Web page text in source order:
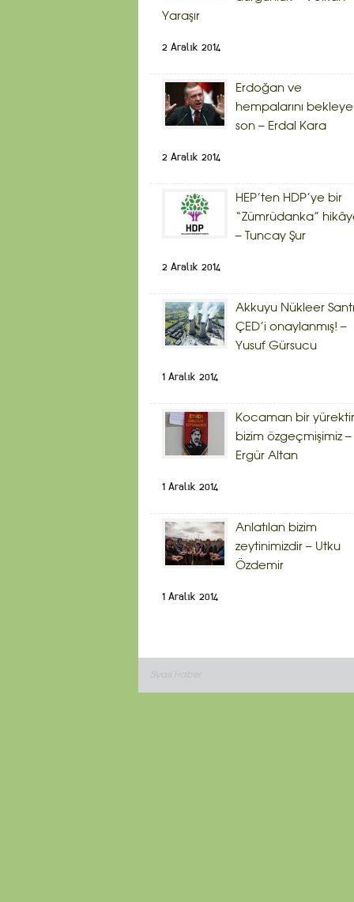
Yaraşır
2 Aralık 2014
Erdoğan ve
hempalarını
son – Erdal Kara
2 Aralık 2014
HEP’ten HDP’ye bir
“Zümrüdanka”
– Tuncay Şur
2 Aralık 2014
Akkuyu Nükleer
ÇED’i onaylanmış! –
Yusuf Gürsucu
1 Aralık 2014
Kocaman bir yürektir
bizim özgeçmişimiz –
Ergür Altan
1 Aralık 2014
Anlatılan bizim
zeytinimizdir – Utku
Özdemir
1 Aralık 2014
Siyasi Haber